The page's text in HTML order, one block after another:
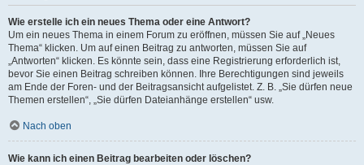
Wie erstelle ich ein neues Thema oder eine Antwort?
Um ein neues Thema in einem Forum zu eröffnen, müssen Sie auf „Neues
Thema“ klicken. Um auf einen Beitrag zu antworten, müssen Sie auf
„Antworten“ klicken. Es könnte sein, dass eine Registrierung erforderlich ist,
bevor Sie einen Beitrag schreiben können. Ihre Berechtigungen sind jeweils
am Ende der Foren- und der Beitragsansicht aufgelistet. Z. B. „Sie dürfen neue
Themen erstellen“, „Sie dürfen Dateianhänge erstellen“ usw.
Nach oben
Wie kann ich einen Beitrag bearbeiten oder löschen?